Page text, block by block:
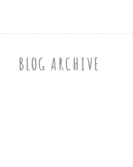
BLOG ARCHIVE